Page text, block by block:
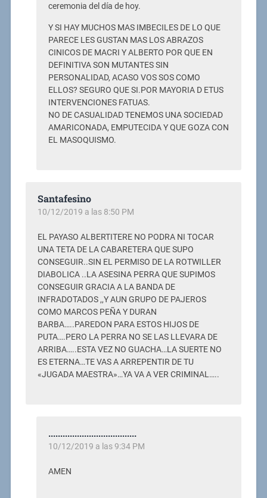
ceremonia del día de hoy.
Y SI HAY MUCHOS MAS IMBECILES DE LO QUE
PARECE LES GUSTAN MAS LOS ABRAZOS
CINICOS DE MACRI Y ALBERTO POR QUE EN
DEFINITIVA SON MUTANTES SIN
PERSONALIDAD, ACASO VOS SOS COMO
ELLOS? SEGURO QUE SI.POR MAYORIA D ETUS
INTERVENCIONES FATUAS.
NO DE CASUALIDAD TENEMOS UNA SOCIEDAD
AMARICONADA, EMPUTECIDA Y QUE GOZA CON
EL MASOQUISMO.
Santafesino
10/12/2019 a las 8:50 PM
EL PAYASO ALBERTITERE NO PODRA NI TOCAR
UNA TETA DE LA CABARETERA QUE SUPO
CONSEGUIR..SIN EL PERMISO DE LA ROTWILLER
DIABOLICA ..LA ASESINA PERRA QUE SUPIMOS
CONSEGUIR GRACIA A LA BANDA DE
INFRADOTADOS ,,Y AUN GRUPO DE PAJEROS
COMO MARCOS PEÑA Y DURAN
BARBA…..PAREDON PARA ESTOS HIJOS DE
PUTA….PERO LA PERRA NO SE LAS LLEVARA DE
ARRIBA…..ESTA VEZ NO GUACHA…LA SUERTE NO
ES ETERNA…TE VAS A ARREPENTIR DE TU
«JUGADA MAESTRA»…YA VA A VER CRIMINAL…..
.....................................
10/12/2019 a las 9:34 PM
AMEN